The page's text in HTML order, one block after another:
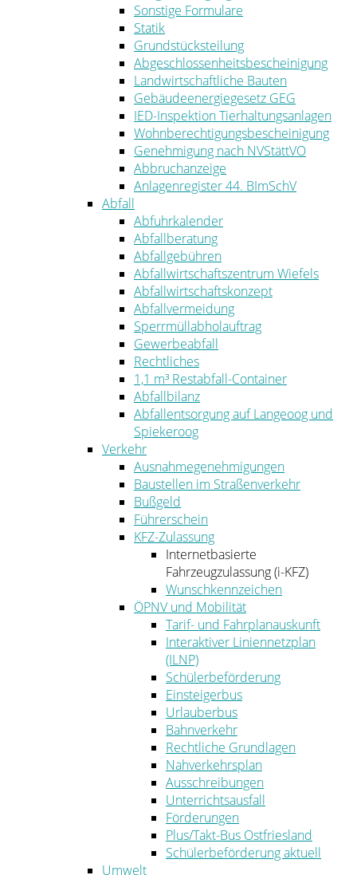
Sonstige Formulare
Statik
Grundstücksteilung
Abgeschlossenheitsbescheinigung
Landwirtschaftliche Bauten
Gebäudeenergiegesetz GEG
IED-Inspektion Tierhaltungsanlagen
Wohnberechtigungsbescheinigung
Genehmigung nach NVStättVO
Abbruchanzeige
Anlagenregister 44. BImSchV
Abfall
Abfuhrkalender
Abfallberatung
Abfallgebühren
Abfallwirtschaftszentrum Wiefels
Abfallwirtschaftskonzept
Abfallvermeidung
Sperrmüllabholauftrag
Gewerbeabfall
Rechtliches
1,1 m³ Restabfall-Container
Abfallbilanz
Abfallentsorgung auf Langeoog und
Spiekeroog
Verkehr
Ausnahmegenehmigungen
Baustellen im Straßenverkehr
Bußgeld
Führerschein
KFZ-Zulassung
Internetbasierte
Fahrzeugzulassung (i-KFZ)
Wunschkennzeichen
ÖPNV und Mobilität
Tarif- und Fahrplanauskunft
Interaktiver Liniennetzplan
(ILNP)
Schülerbeförderung
Einsteigerbus
Urlauberbus
Bahnverkehr
Rechtliche Grundlagen
Nahverkehrsplan
Ausschreibungen
Unterrichtsausfall
Förderungen
Plus/Takt-Bus Ostfriesland
Schülerbeförderung aktuell
Umwelt